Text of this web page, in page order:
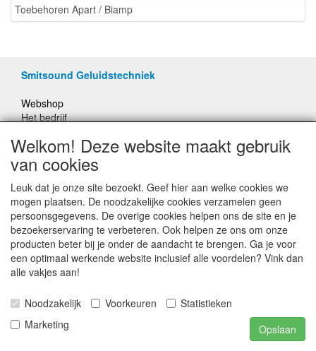
Toebehoren Apart / Biamp
Smitsound Geluidstechniek
Webshop
Het bedrijf
Projecten
Oplossingen
Multi Zone systemen
100 Volt systemen
Onderhoud en Reparaties
Algemeen
Algemene Voorwaarden
Privacyverklaring
Contact
Offerte aanvragen
Welkom! Deze website maakt gebruik
van cookies
Leuk dat je onze site bezoekt. Geef hier aan welke cookies we
mogen plaatsen. De noodzakelijke cookies verzamelen geen
persoonsgegevens. De overige cookies helpen ons de site en je
bezoekerservaring te verbeteren. Ook helpen ze ons om onze
producten beter bij je onder de aandacht te brengen. Ga je voor
een optimaal werkende website inclusief alle voordelen? Vink dan
alle vakjes aan!
Noodzakelijk Voorkeuren
Statistieken
Marketing
Opslaan